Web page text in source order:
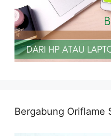
Bergabung Oriflame